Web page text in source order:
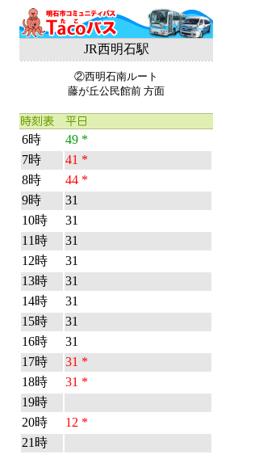
JR西明石駅
②西明石南ルート
藤が丘公民館前 方面
6時
49 *
7時
41 *
8時
44 *
9時
31
10時
31
11時
31
12時
31
13時
31
14時
31
15時
31
16時
31
17時
31 *
18時
31 *
19時
20時
12 *
21時